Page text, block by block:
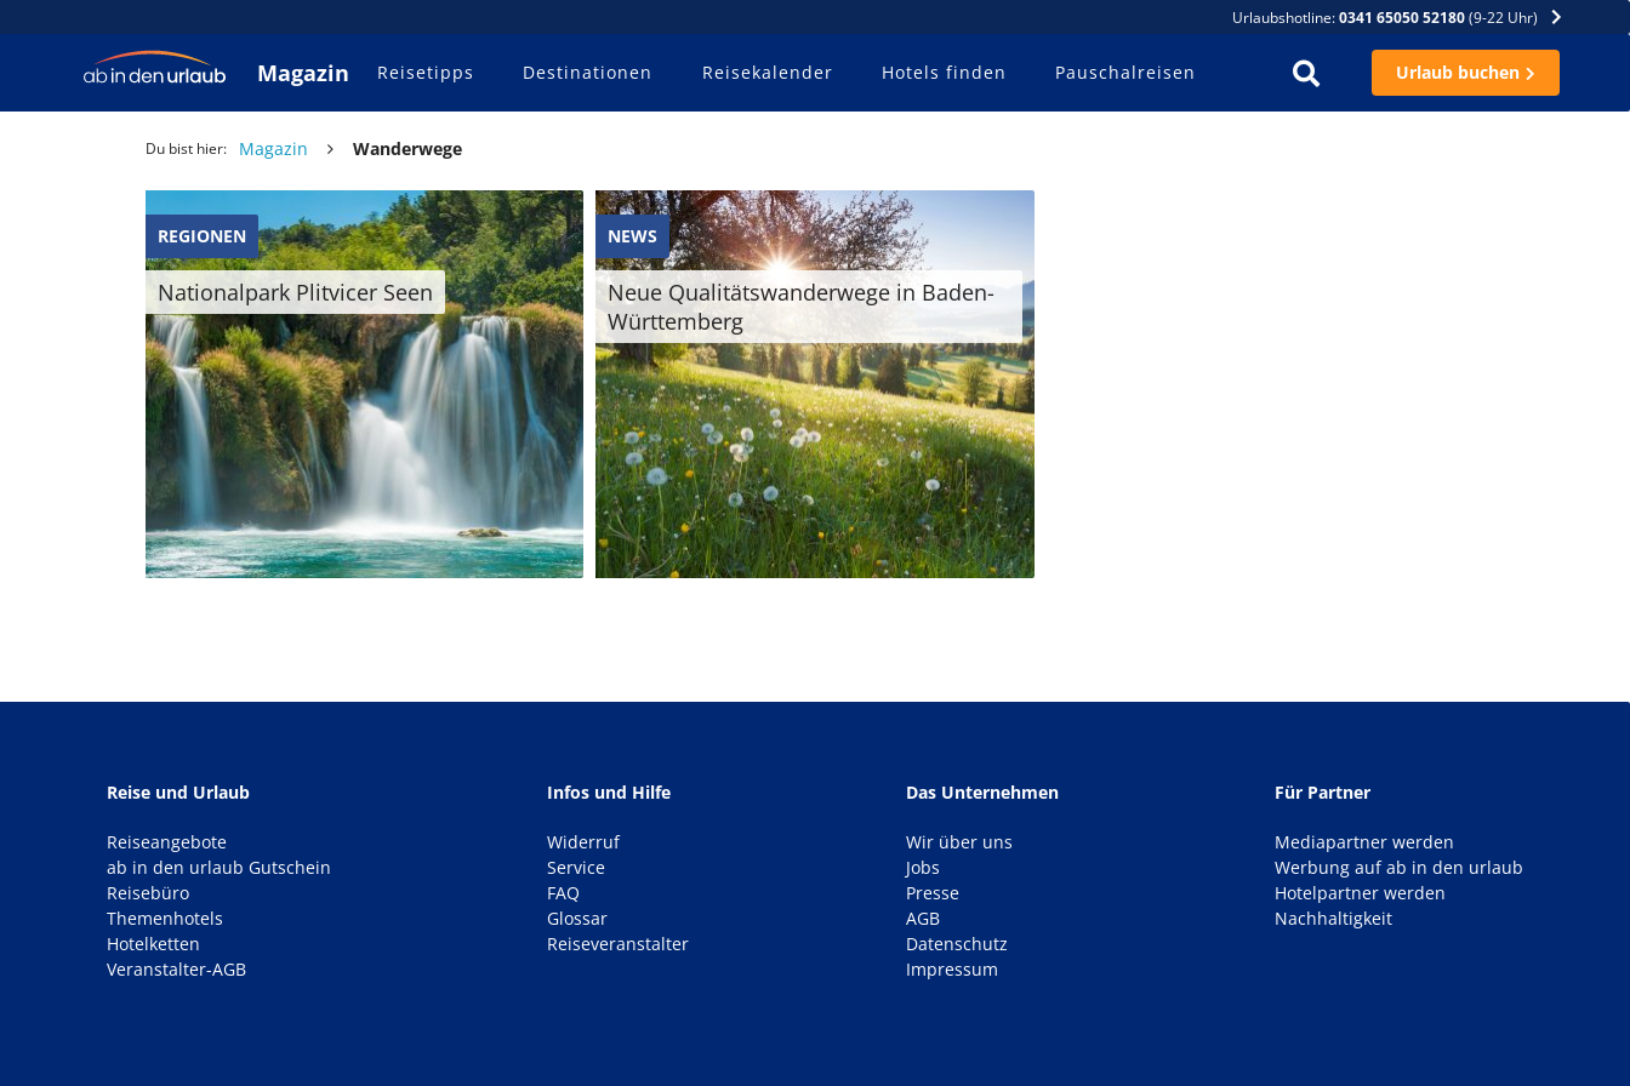
Urlaubshotline:0341 65050 52180(9-22 Uhr)
Magazin Reisetipps Destinationen Reisekalender Hotels finden Pauschalreisen Urlaub buchen
Du bist hier: Magazin Wanderwege
REGIONEN
Nationalpark Plitvicer Seen
NEWS
Neue Qualitätswanderwege in Baden-
Württemberg
Reise und Urlaub
Reiseangebote
ab in den urlaub Gutschein
Reisebüro
Themenhotels
Hotelketten
Veranstalter-AGB
Infos und Hilfe
Widerruf
Service
FAQ
Glossar
Reiseveranstalter
Das Unternehmen
Wir über uns
Jobs
Presse
AGB
Datenschutz
Impressum
Für Partner
Mediapartner werden
Werbung auf ab in den urlaub
Hotelpartner werden
Nachhaltigkeit